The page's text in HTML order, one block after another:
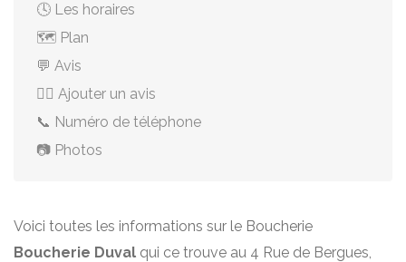
🕓 Les horaires
🗺️ Plan
💬 Avis
✍🏻 Ajouter un avis
📞 Numéro de téléphone
📷 Photos
Voici toutes les informations sur le Boucherie
Boucherie Duval qui ce trouve au 4 Rue de Bergues,